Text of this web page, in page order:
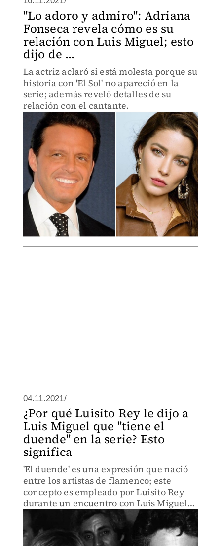
"Lo adoro y admiro": Adriana
Fonseca revela cómo es su
relación con Luis Miguel; esto
dijo de ...
La actriz aclaró si está molesta porque su
historia con 'El Sol' no apareció en la
serie; además reveló detalles de su
relación con el cantante.
04.11.2021/
¿Por qué Luisito Rey le dijo a
Luis Miguel que "tiene el
duende" en la serie? Esto
significa
'El duende' es una expresión que nació
entre los artistas de flamenco; este
concepto es empleado por Luisito Rey
durante un encuentro con Luis Miguel
que fue recreado en la serie.